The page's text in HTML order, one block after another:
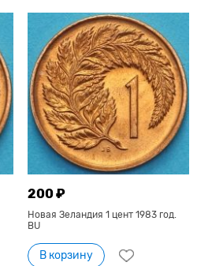
200 ₽
Новая Зеландия 1 цент 1983 год.
BU
В корзину